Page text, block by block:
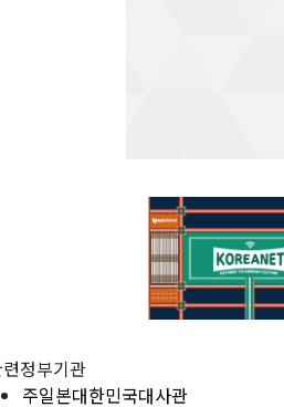
정부기관
주일본대한민국대사관